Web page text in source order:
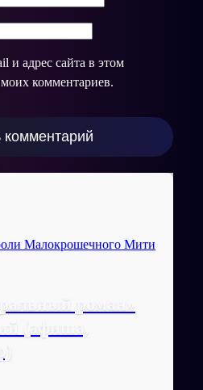
и адрес сайта в этом
комментариев.
роман»
(афиша,